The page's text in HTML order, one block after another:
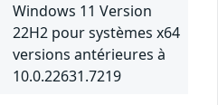
Windows 11 Version
22H2 pour systèmes x64
versions antérieures à
10.0.22631.7219